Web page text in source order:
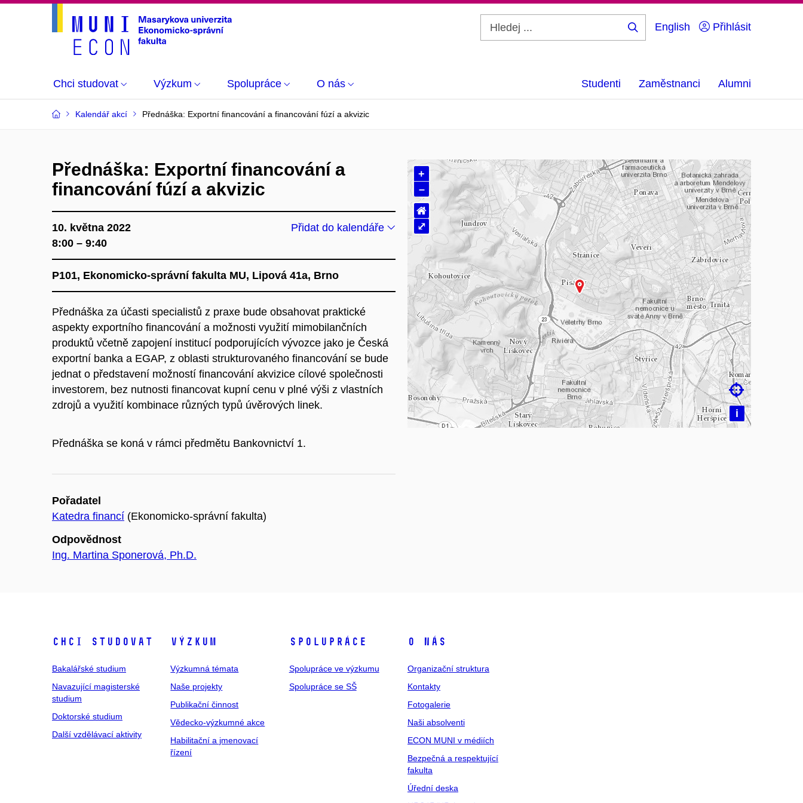
English Přihlásit
Chci studovat Výzkum Spolupráce O nás Studenti Zaměstnanci Alumni
Kalendář akcí Přednáška: Exportní financování a financování fúzí a akvizic
Přednáška: Exportní financování a
financování fúzí a akvizic
10. května 2022
8:00 – 9:40
Přidat do kalendáře
P101, Ekonomicko-správní fakulta MU, Lipová 41a, Brno
Přednáška za účasti specialistů z praxe bude obsahovat praktické
aspekty exportního financování a možnosti využití mimobilančních
produktů včetně zapojení institucí podporujících vývozce jako je Česká
exportní banka a EGAP, z oblasti strukturovaného financování se bude
jednat o představení možností financování akvizice cílové společnosti
investorem, bez nutnosti financovat kupní cenu v plné výši z vlastních
zdrojů a využití kombinace různých typů úvěrových linek.
Přednáška se koná v rámci předmětu Bankovnictví 1.
Pořadatel
Katedra financí (Ekonomicko-správní fakulta)
Odpovědnost
Ing. Martina Sponerová, Ph.D.
Načítám mapu…
+
–
i

⌂
⤢
Chci studovat
Bakalářské studium
Navazující magisterské
studium
Doktorské studium
Další vzdělávací aktivity
Výzkum
Výzkumná témata
Naše projekty
Publikační činnost
Vědecko-výzkumné akce
Habilitační a jmenovací
řízení
Spolupráce
Spolupráce ve výzkumu
Spolupráce se SŠ
O nás
Organizační struktura
Kontakty
Fotogalerie
Naši absolventi
ECON MUNI v médiích
Bezpečná a respektující
fakulta
Úřední deska